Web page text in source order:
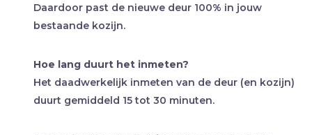
Daardoor past de nieuwe deur 100% in jouw
bestaande kozijn.
Hoe lang duurt het inmeten?
Het daadwerkelijk inmeten van de deur (en kozijn)
duurt gemiddeld 15 tot 30 minuten.